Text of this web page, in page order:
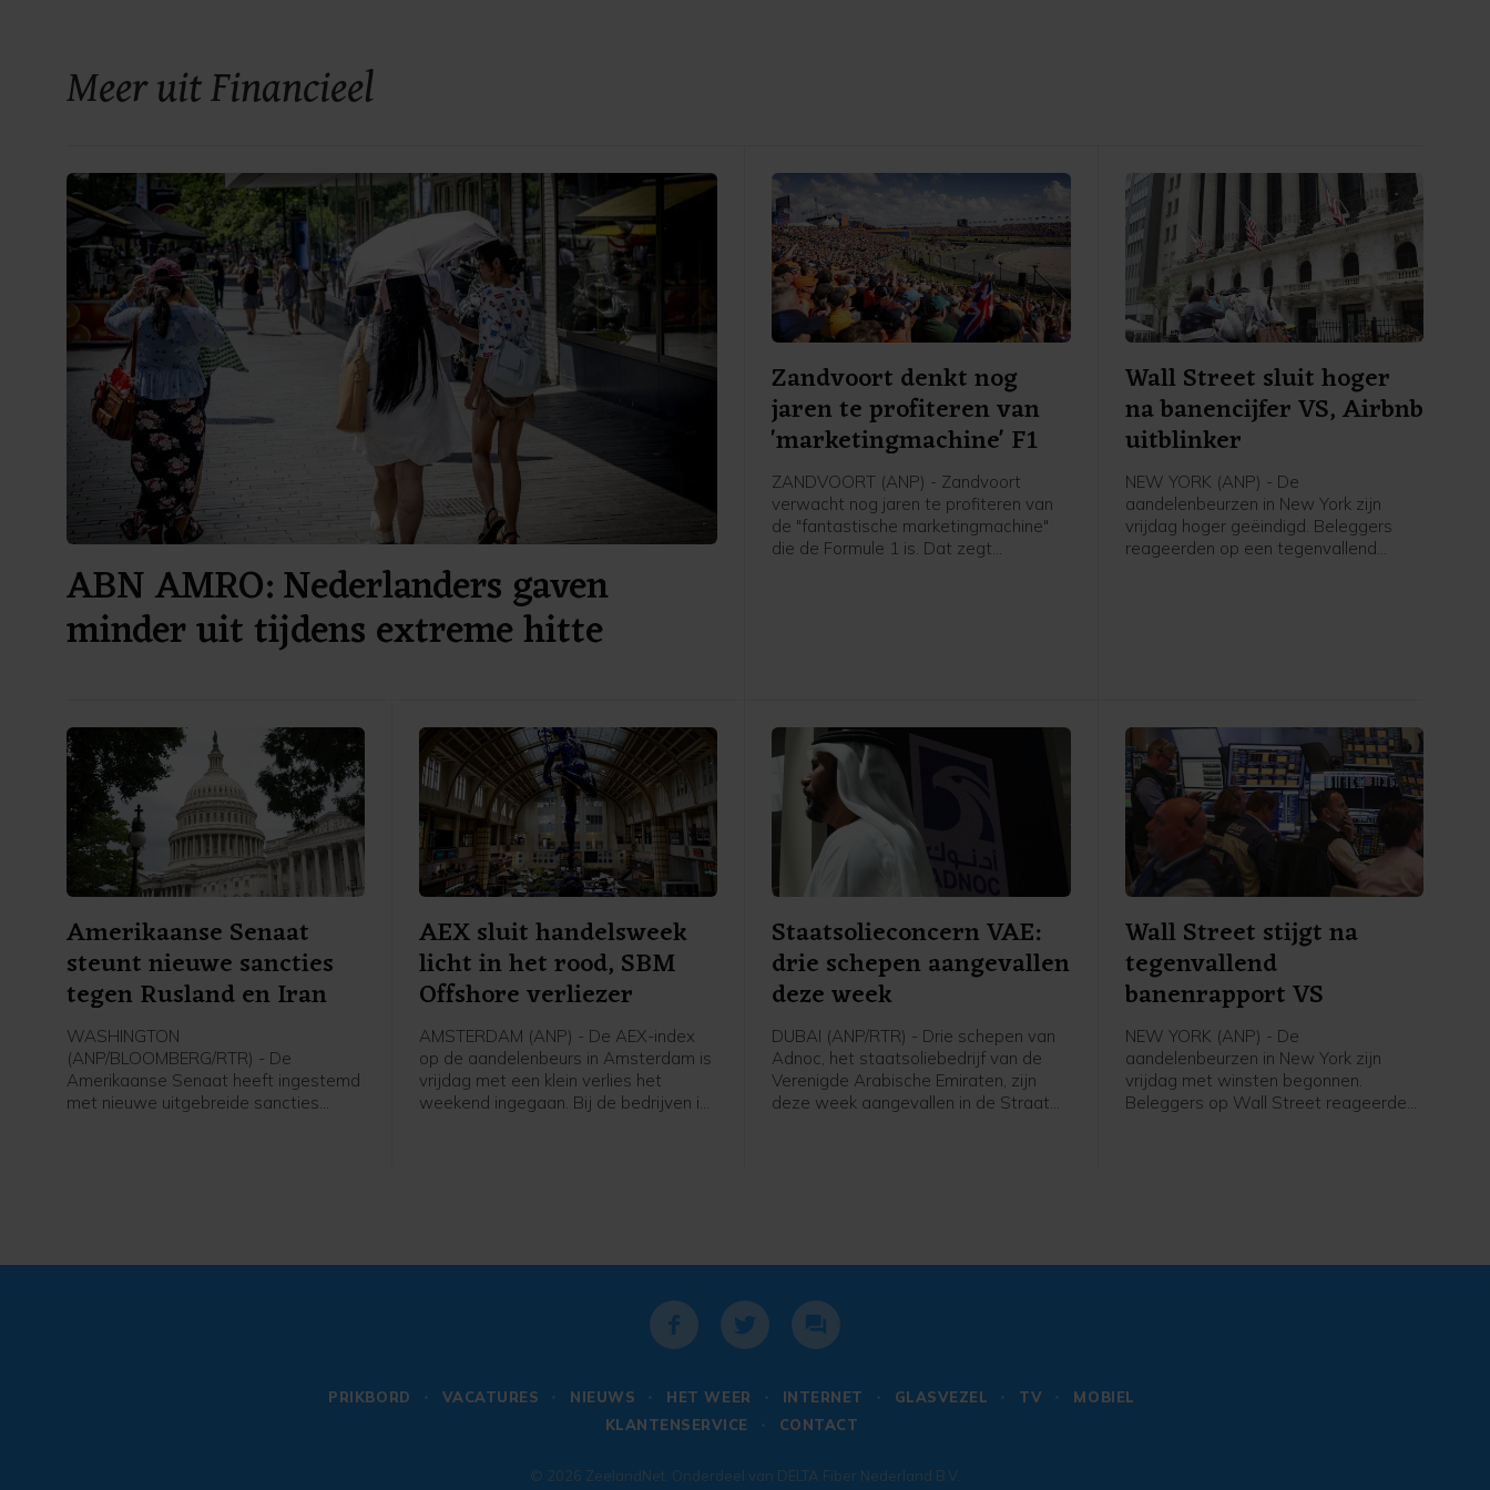
Meer uit Financieel
ABN AMRO: Nederlanders gaven
minder uit tijdens extreme hitte
Zandvoort denkt nog
jaren te profiteren van
'marketingmachine' F1
ZANDVOORT (ANP) - Zandvoort
verwacht nog jaren te profiteren van
de "fantastische marketingmachine"
die de Formule 1 is. Dat zegt
moeten als we de hele wereld willen
blijven bereiken."
Wall Street sluit hoger
na banencijfer VS, Airbnb
uitblinker
NEW YORK (ANP) - De
aandelenbeurzen in New York zijn
vrijdag hoger geëindigd. Beleggers
reageerden op een tegenvallend
Amerikaanse Senaat
steunt nieuwe sancties
tegen Rusland en Iran
WASHINGTON
(ANP/BLOOMBERG/RTR) - De
Amerikaanse Senaat heeft ingestemd
met nieuwe uitgebreide sancties
AEX sluit handelsweek
licht in het rood, SBM
Offshore verliezer
AMSTERDAM (ANP) - De AEX-index
op de aandelenbeurs in Amsterdam is
vrijdag met een klein verlies het
weekend ingegaan. Bij de bedrijven in
banenrapport, dat veel zwakker uitviel
Staatsolieconcern VAE:
drie schepen aangevallen
deze week
DUBAI (ANP/RTR) - Drie schepen van
Adnoc, het staatsoliebedrijf van de
Verenigde Arabische Emiraten, zijn
deze week aangevallen in de Straat
Wall Street stijgt na
tegenvallend
banenrapport VS
NEW YORK (ANP) - De
aandelenbeurzen in New York zijn
vrijdag met winsten begonnen.
Beleggers op Wall Street reageerden
PRIKBORD VACATURES NIEUWS HET WEER INTERNET GLASVEZEL TV
MOBIEL
KLANTENSERVICE
CONTACT
© 2026 ZeelandNet . Onderdeel van DELTA Fiber Nederland B.V.